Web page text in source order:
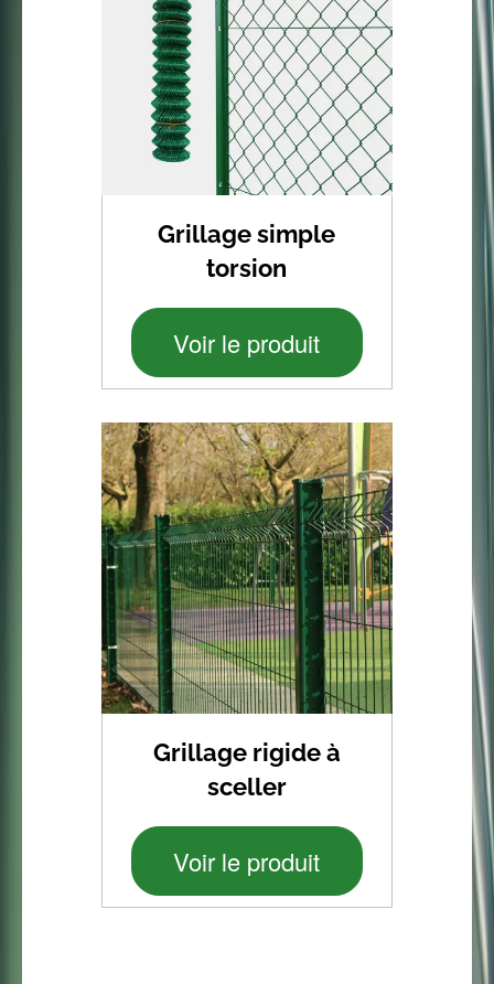
Grillage simple
torsion
Voir le produit
Grillage rigide à
sceller
Voir le produit